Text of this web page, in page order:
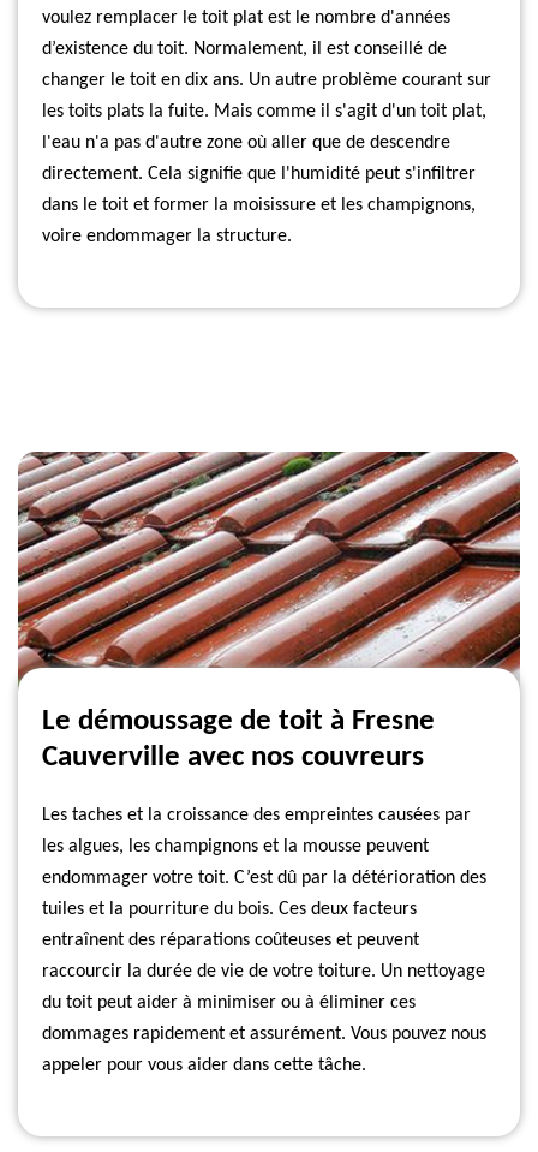
voulez remplacer le toit plat est le nombre d'années
d’existence du toit. Normalement, il est conseillé de
changer le toit en dix ans. Un autre problème courant sur
les toits plats la fuite. Mais comme il s'agit d'un toit plat,
l'eau n'a pas d'autre zone où aller que de descendre
directement. Cela signifie que l'humidité peut s'infiltrer
dans le toit et former la moisissure et les champignons,
voire endommager la structure.
Le démoussage de toit à Fresne
Cauverville avec nos couvreurs
Les taches et la croissance des empreintes causées par
les algues, les champignons et la mousse peuvent
endommager votre toit. C’est dû par la détérioration des
tuiles et la pourriture du bois. Ces deux facteurs
entraînent des réparations coûteuses et peuvent
raccourcir la durée de vie de votre toiture. Un nettoyage
du toit peut aider à minimiser ou à éliminer ces
dommages rapidement et assurément. Vous pouvez nous
appeler pour vous aider dans cette tâche.